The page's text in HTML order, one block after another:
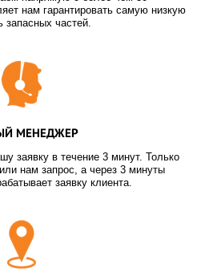
нам гарантировать самую низкую
запасных частей.
МЕНЕДЖЕР
заявку в течение 3 минут. Только
нам запрос, а через 3 минуты
заявку клиента.